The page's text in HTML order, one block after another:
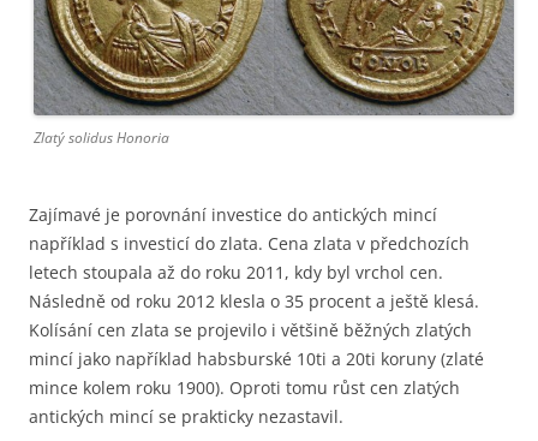
Zlatý solidus Honoria
Zajímavé je porovnání investice do antických mincí
například s investicí do zlata. Cena zlata v předchozích
letech stoupala až do roku 2011, kdy byl vrchol cen.
Následně od roku 2012 klesla o 35 procent a ještě klesá.
Kolísání cen zlata se projevilo i většině běžných zlatých
mincí jako například habsburské 10ti a 20ti koruny (zlaté
mince kolem roku 1900). Oproti tomu růst cen zlatých
antických mincí se prakticky nezastavil.